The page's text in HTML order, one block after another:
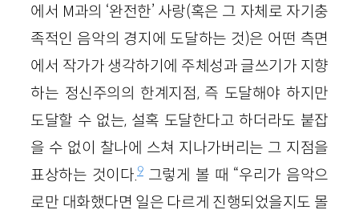
에서 M과의 ‘완전한’ 사랑(혹은 그 자체로 자기충
족적인 음악의 경지에 도달하는 것)은 어떤 측면
에서 작가가 생각하기에 주체성과 글쓰기가 지향
하는 정신주의의 한계지점, 즉 도달해야 하지만
도달할 수 없는, 설혹 도달한다고 하더라도 붙잡
을 수 없이 찰나에 스쳐 지나가버리는 그 지점을
표상하는 것이다.9그렇게 볼 때 “우리가 음악으
로만 대화했다면 일은 다르게 진행되었을지도 몰